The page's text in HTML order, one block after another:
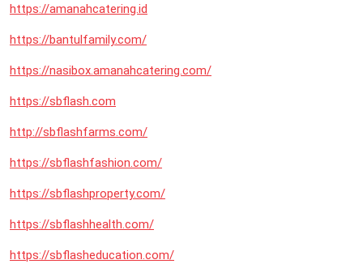
https://amanahcatering.id
https://bantulfamily.com/
https://nasibox.amanahcatering.com/
https://sbflash.com
http://sbflashfarms.com/
https://sbflashfashion.com/
https://sbflashproperty.com/
https://sbflashhealth.com/
https://sbflasheducation.com/